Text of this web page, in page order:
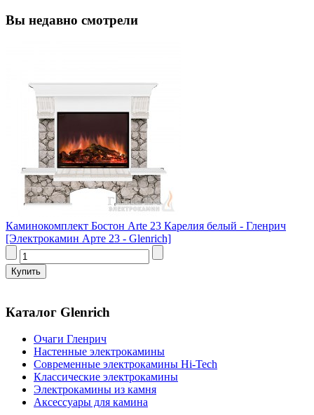
Вы недавно смотрели
Каминокомплект Бостон Arte 23 Карелия белый - Гленрич
[Электрокамин Арте 23 - Glenrich]
Каталог Glenrich
Очаги Гленрич
Настенные электрокамины
Современные электрокамины Hi-Tech
Классические электрокамины
Электрокамины из камня
Аксессуары для камина